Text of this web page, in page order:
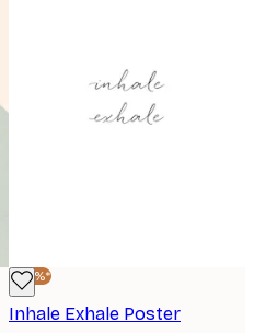
-40%*
Inhale Exhale Poster